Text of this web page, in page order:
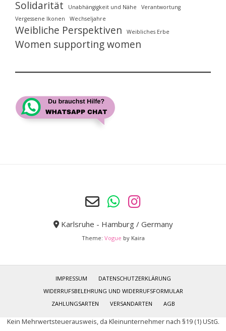
Solidarität Unabhängigkeit und Nähe
Verantwortung
Vergessene Ikonen
Wechseljahre
Weibliche Perspektiven Weibliches Erbe
Women supporting women
Karlsruhe - Hamburg / Germany
Theme: Vogue by Kaira
IMPRESSUM
DATENSCHUTZERKLÄRUNG
WIDERRUFSBELEHRUNG UND WIDERRUFSFORMULAR
ZAHLUNGSARTEN
VERSANDARTEN AGB
Kein Mehrwertsteuerausweis, da Kleinunternehmer nach §19 (1) UStG.